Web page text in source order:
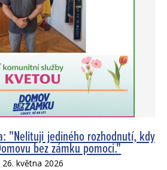
"Nelituji jediného rozhodnutí, kdy
bez zámku pomoci."
26. května 2026